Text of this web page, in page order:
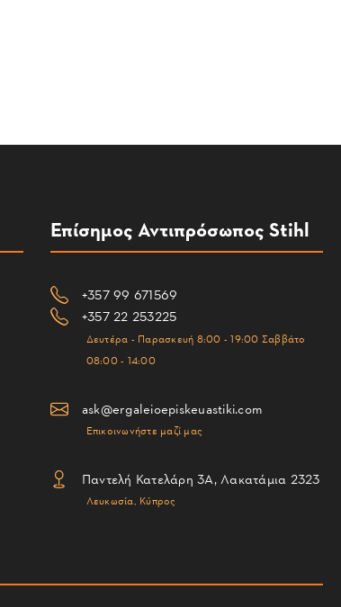
Επίσημος Αντιπρόσωπος Stihl
+357 99 671569
+357 22 253225
Δευτέρα - Παρασκευή 8:00 - 19:00 Σαββάτο
08:00 - 14:00
ask@ergaleioepiskeuastiki.com
Επικοινωνήστε μαζί μας
Παντελή Κατελάρη 3Α, Λακατάμια 2323
Λευκωσία, Κύπρος